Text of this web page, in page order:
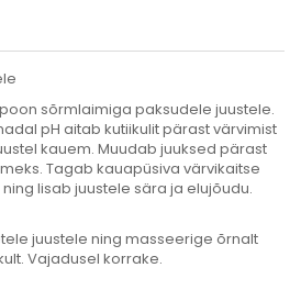
sõrmlaimiga paksudele juustele.
pH aitab kutiikulit pärast värvimist
kauem. Muudab juuksed pärast
Tagab kauapüsiva värvikaitse
lisab juustele sära ja elujõudu.
juustele ning masseerige õrnalt
Vajadusel korrake.